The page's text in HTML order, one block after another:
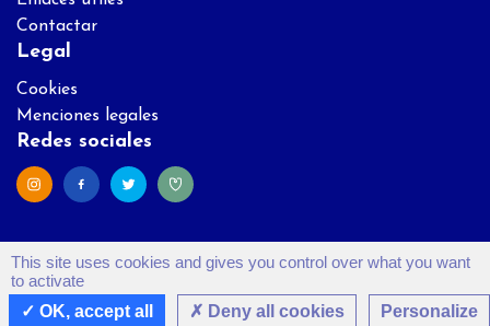
Contactar
Legal
Cookies
Menciones legales
Redes sociales
RéalisationDirect@Web- Création graphique NewSoul
This site uses cookies and gives you control over what you want
to activate
OK, accept all
Deny all cookies Personalize